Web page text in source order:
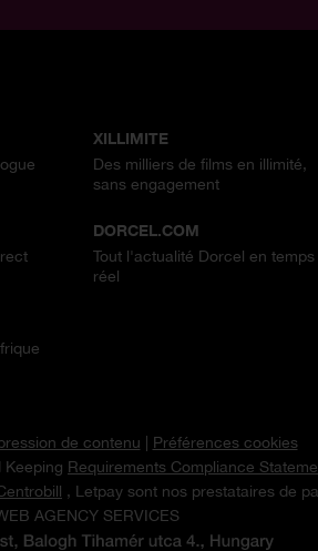
XILLIMITE
Des milliers de films en illimité,
sans engagement
DORCEL.COM
Tout l'actualité Dorcel en temps
réel
de contenu
Préférences cookies
Keeping Requirements Compliance
, Letpay sont nos prestataires de
AGENCY SERVICES